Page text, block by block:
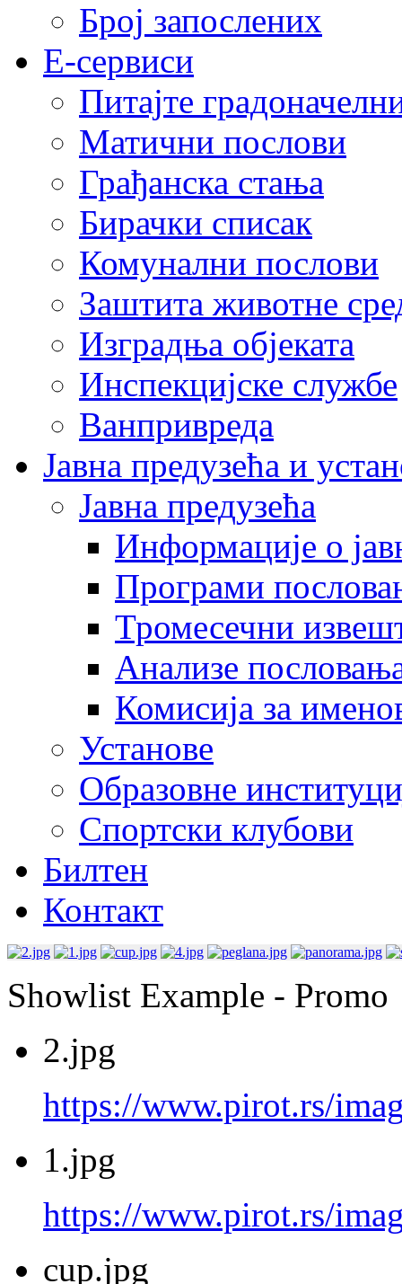
Број запослених
E-сервиси
Питајте
Матични послови
Грађанска стања
Бирачки списак
Комунални послови
Заштита животне
Изградња објеката
Инспекцијске службе
Ванпривреда
Јавна предузећа и
Јавна предузећа
Информације о
Програми
Тромесечни
Анализе
Комисија за
Установе
Образовне
Спортски клубови
Билтен
Контакт
Showlist Example - Promo
2.jpg
https://www.pirot.rs/
1.jpg
https://www.pirot.rs/
cup.jpg